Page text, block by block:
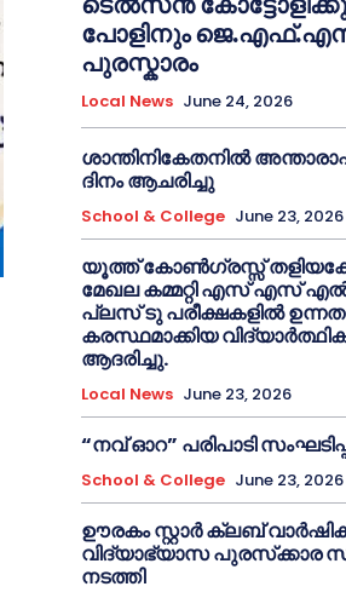
പോളിനും
പുരസ്കാരം
Local News June 24, 2026
ശാന്തിനികേതനിൽ
ദിനം ആചരിച്ചു
School & College June 23, 2026
യൂത്ത് കോൺഗ്രസ്സ്
മേഖല കമ്മറ്റി എസ് എസ്
പ്ലസ് ടു പരീക്ഷകളിൽ
കരസ്ഥമാക്കിയ
ആദരിച്ചു.
Local News June 23, 2026
“നവ് ഓറ” പരിപാടി
School & College June 23, 2026
ഊരകം സ്റ്റാർ ക്ലബ്
വിദ്യാഭ്യാസ പുരസ്‌ക്കാര
നടത്തി